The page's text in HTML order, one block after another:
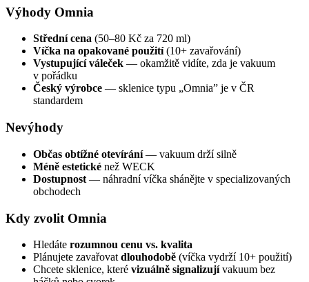
Výhody Omnia
Střední cena (50–80 Kč za 720 ml)
Víčka na opakované použití(10+ zavařování)
Vystupující váleček — okamžitě vidíte, zda je vakuum
v pořádku
Český výrobce — sklenice typu „Omnia” je v ČR
standardem
Nevýhody
Občas obtížné otevírání— vakuum drží silně
Méně estetické než WECK
Dostupnost — náhradní víčka shánějte v specializovaných
obchodech
Kdy zvolit Omnia
Hledáte rozumnou cenu vs. kvalita
Plánujete zavařovat dlouhodobě (víčka vydrží 10+ použití)
Chcete sklenice, které vizuálně signalizujívakuum bez